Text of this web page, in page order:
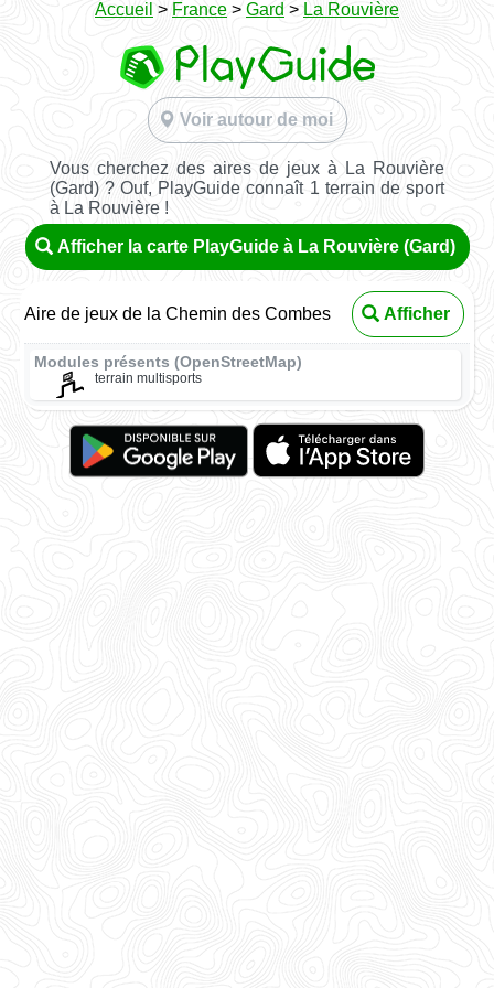
Accueil > France > Gard > La Rouvière
Voir autour de moi
Vous cherchez des aires de jeux à La Rouvière
(Gard) ? Ouf, PlayGuide connaît 1 terrain de sport
à La Rouvière !
Afficher la carte PlayGuide à La Rouvière (Gard)
Aire de jeux de la Chemin des Combes Afficher
Modules présents (OpenStreetMap)
terrain multisports